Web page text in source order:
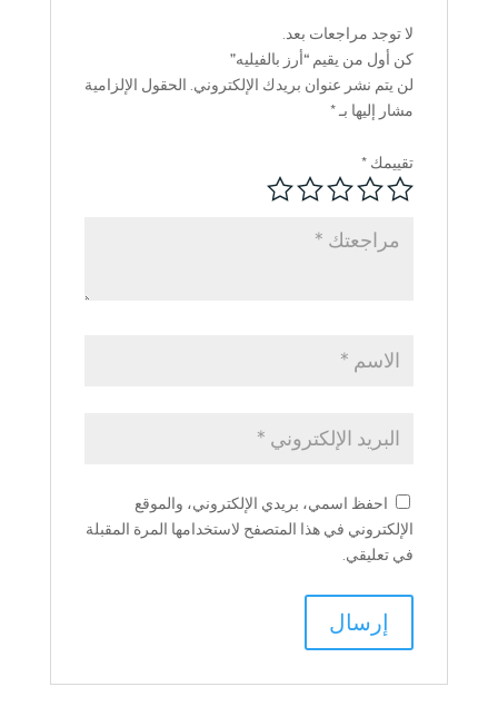
لا توجد مراجعات بعد.
كن أول من يقيم “أرز بالفيليه”
لن يتم نشر عنوان بريدك الإلكتروني. الحقول الإلزامية
مشار إليها بـ*
تقييمك *
احفظ اسمي، بريدي الإلكتروني، والموقع
الإلكتروني في هذا المتصفح لاستخدامها المرة المقبلة
في تعليقي.